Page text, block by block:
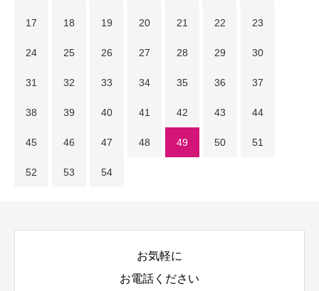
17 18 19 20 21 22 23
24 25 26 27 28 29 30
31 32 33 34 35 36 37
38 39 40 41 42 43 44
45 46 47 48 49 50 51
52 53 54
お気軽に
お電話ください